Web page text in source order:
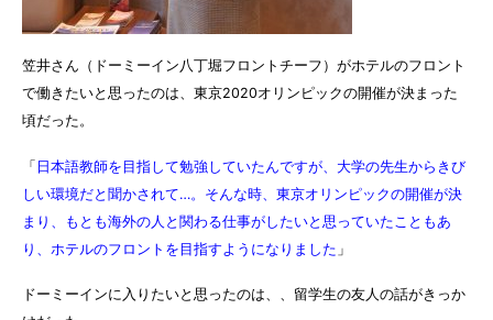
笠井さん（ドーミーイン八丁堀フロントチーフ）がホテルのフロント
で働きたいと思ったのは、東京2020オリンピックの開催が決まった
頃だった。
「 日本語教師を目指して勉強していたんですが、大学の先生からきび
しい環境だと聞かされて…。そんな時、東京オリンピックの開催が決
まり、もとも海外の人と関わる仕事がしたいと思っていたこともあ
り、ホテルのフロントを目指すようになりました 」
ドーミーインに入りたいと思ったのは、、留学生の友人の話がきっか